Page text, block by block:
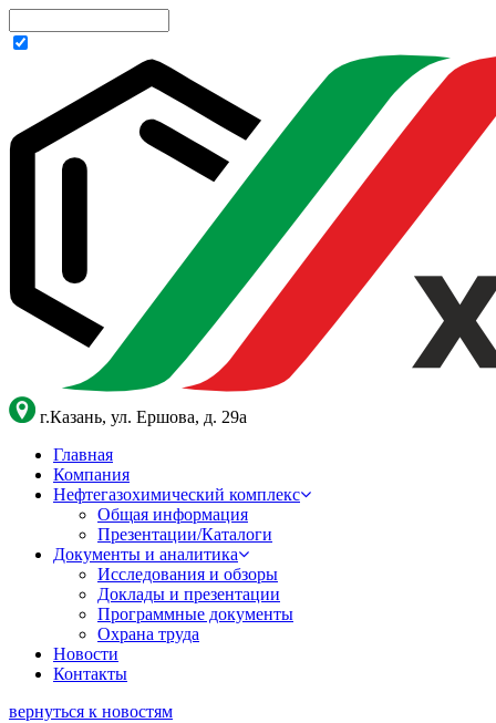
г.Казань, ул. Ершова, д. 29а
Главная
Компания
Нефтегазохимический комплекс
Общая информация
Презентации/Каталоги
Документы и аналитика
Исследования и обзоры
Доклады и презентации
Программные документы
Охрана труда
Новости
Контакты
вернуться к новостям